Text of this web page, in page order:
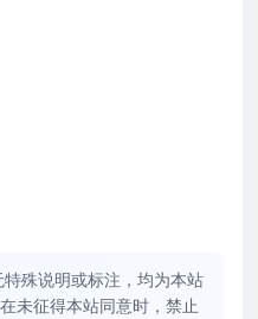
殊说明或标注，均为本站
未征得本站同意时，禁止